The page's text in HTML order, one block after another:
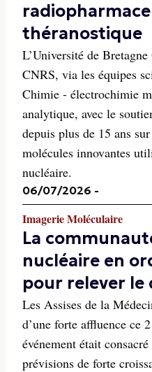
théranostique
L’Université de
CNRS, via les équipes
Chimie - électrochimie
analytique, avec le
depuis plus de 15 ans
molécules innovantes
nucléaire.
06/07/2026 -
Imagerie Moléculaire
La
nucléaire en
pour relever le
Les Assises de la
d’une forte affluence ce
événement était
prévisions de forte